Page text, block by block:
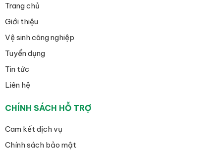
Trang chủ
Giới thiệu
Vệ sinh công nghiệp
Tuyển dụng
Tin tức
Liên hệ
CHÍNH SÁCH HỖ TRỢ
Cam kết dịch vụ
Chính sách bảo mật